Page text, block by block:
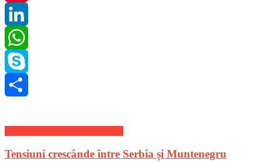
Pinterest
LinkedIn
WhatsApp
Skype
Tensiuni crescânde între Serbia și Muntenegru